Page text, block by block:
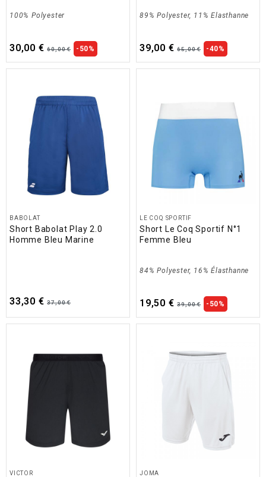
100% Polyester
30,00 € 60,00 € -50%
89% Polyester, 11% Elasthanne
39,00 € 65,00 € -40%
BABOLAT
Short Babolat Play 2.0
Homme Bleu Marine
33,30 € 37,00 €
LE COQ SPORTIF
Short Le Coq Sportif N°1
Femme Bleu
84% Polyester, 16% Élasthanne
19,50 € 39,00 € -50%
VICTOR JOMA